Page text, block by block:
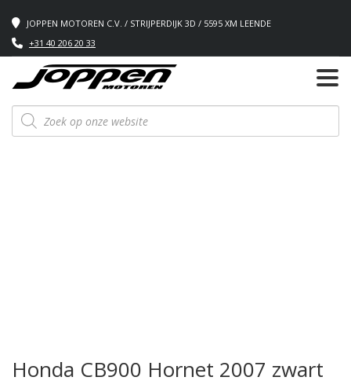
JOPPEN MOTOREN C.V. / STRIJPERDIJK 3D / 5595 XM LEENDE
+31 40 206 20 33
Producten
zoeken
Honda CB900 Hornet 2007 zwart